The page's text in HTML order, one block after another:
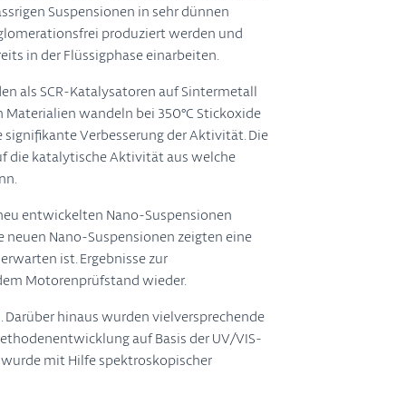
Suspensionen in sehr dünnen
produziert werden und
in der Flüssigphase einarbeiten.
als SCR-Katalysatoren auf Sintermetall
wandeln bei 350°C Stickoxide
Verbesserung der Aktivität. Die
die katalytische Aktivität aus welche
entwickelten Nano-Suspensionen
Nano-Suspensionen zeigten eine
ist. Ergebnisse zur
Motorenprüfstand wieder.
hinaus wurden vielversprechende
auf Basis der UV/VIS-
mit Hilfe spektroskopischer